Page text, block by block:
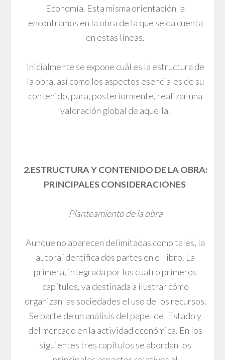
Economía. Esta misma orientación la
encontramos en la obra de la que se da cuenta
en estas líneas.
Inicialmente se expone cuál es la estructura de
la obra, así como los aspectos esenciales de su
contenido, para, posteriormente, realizar una
valoración global de aquella.
2.ESTRUCTURA Y CONTENIDO DE LA OBRA:
PRINCIPALES CONSIDERACIONES
Planteamiento de la obra
Aunque no aparecen delimitadas como tales, la
autora identifica dos partes en el libro. La
primera, integrada por los cuatro primeros
capítulos, va destinada a ilustrar cómo
organizan las sociedades el uso de los recursos.
Se parte de un análisis del papel del Estado y
del mercado en la actividad económica. En los
siguientes tres capítulos se abordan los